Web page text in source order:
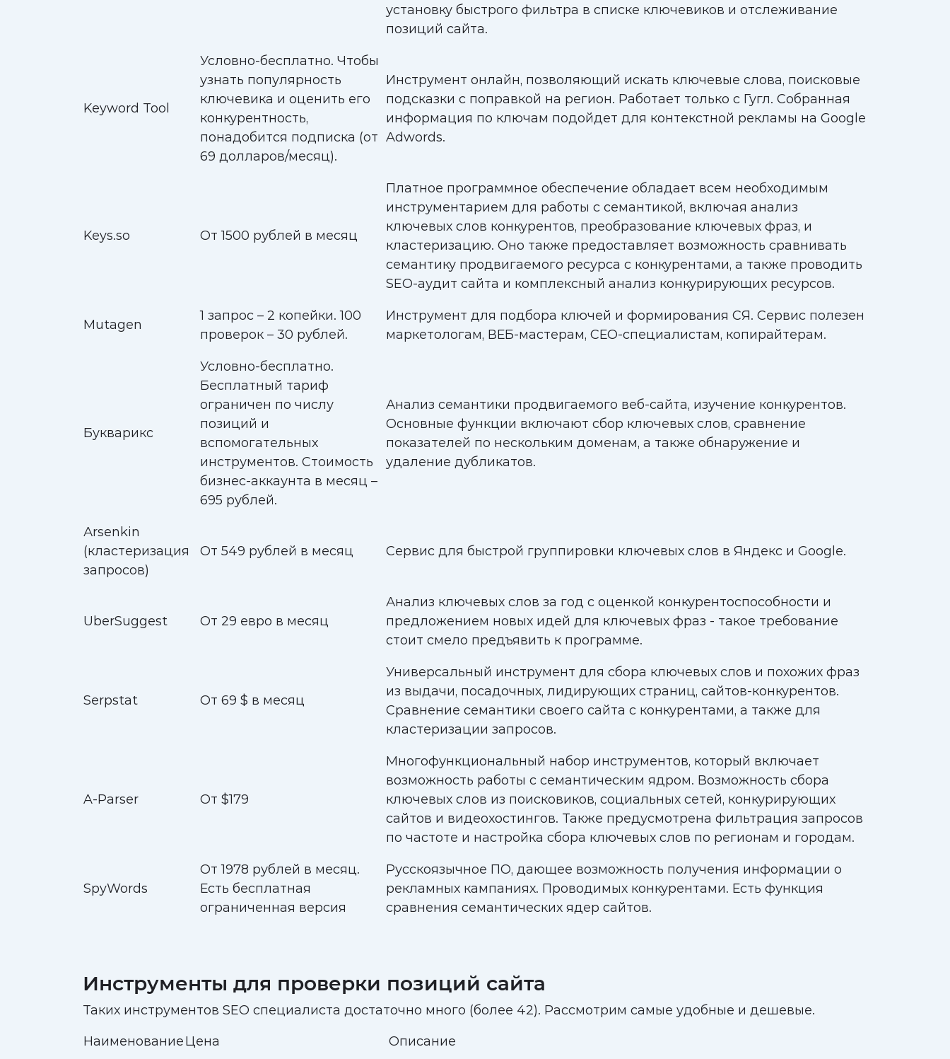
установку быстрого фильтра в списке ключевиков и отслеживание
позиций сайта.
Keyword Tool
Условно-бесплатно. Чтобы
узнать популярность
ключевика и оценить его
конкурентность,
понадобится подписка (от
69 долларов/месяц).
Инструмент онлайн, позволяющий искать ключевые слова, поисковые
подсказки с поправкой на регион. Работает только с Гугл. Собранная
информация по ключам подойдет для контекстной рекламы на Google
Adwords.
Keys.so От 1500 рублей в месяц
Платное программное обеспечение обладает всем необходимым
инструментарием для работы с семантикой, включая анализ
ключевых слов конкурентов, преобразование ключевых фраз, и
кластеризацию. Оно также предоставляет возможность сравнивать
семантику продвигаемого ресурса с конкурентами, а также проводить
SEO-аудит сайта и комплексный анализ конкурирующих ресурсов.
Mutagen
1 запрос – 2 копейки. 100
проверок – 30 рублей.
Инструмент для подбора ключей и формирования СЯ. Сервис полезен
маркетологам, ВЕБ-мастерам, СЕО-специалистам, копирайтерам.
Букварикс
Условно-бесплатно.
Бесплатный тариф
ограничен по числу
позиций и
вспомогательных
инструментов. Стоимость
бизнес-аккаунта в месяц –
695 рублей.
Анализ семантики продвигаемого веб-сайта, изучение конкурентов.
Основные функции включают сбор ключевых слов, сравнение
показателей по нескольким доменам, а также обнаружение и
удаление дубликатов.
Аrsenkin
(кластеризация
запросов)
От 549 рублей в месяц Сервис для быстрой группировки ключевых слов в Яндекс и Google.
UberSuggest От 29 евро в месяц
Анализ ключевых слов за год с оценкой конкурентоспособности и
предложением новых идей для ключевых фраз - такое требование
стоит смело предъявить к программе.
Serpstat От 69 $ в месяц
Универсальный инструмент для сбора ключевых слов и похожих фраз
из выдачи, посадочных, лидирующих страниц, сайтов-конкурентов.
Сравнение семантики своего сайта с конкурентами, а также для
кластеризации запросов.
A-Parser От $179
Многофункциональный набор инструментов, который включает
возможность работы с семантическим ядром. Возможность сбора
ключевых слов из поисковиков, социальных сетей, конкурирующих
сайтов и видеохостингов. Также предусмотрена фильтрация запросов
по частоте и настройка сбора ключевых слов по регионам и городам.
SpyWords
От 1978 рублей в месяц.
Есть бесплатная
ограниченная версия
Русскоязычное ПО, дающее возможность получения информации о
рекламных кампаниях. Проводимых конкурентами. Есть функция
сравнения семантических ядер сайтов.
Инструменты для проверки позиций сайта
Таких инструментов SEO специалиста достаточно много (более 42). Рассмотрим самые удобные и дешевые.
НаименованиеЦена Описание